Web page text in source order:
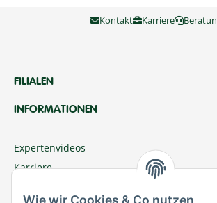
Kontakt Karriere
FILIALEN
INFORMATIONEN
Expertenvideos
Karriere